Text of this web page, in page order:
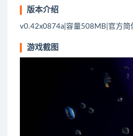
版本介绍
v0.42x0874a|容量508MB|官方简
游戏截图